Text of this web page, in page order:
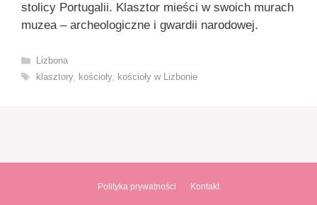
stolicy Portugalii. Klasztor mieści w swoich murach
muzea – archeologiczne i gwardii narodowej.
Kategorie
Lizbona
Tagi
klasztory, kościoły, kościoły w Lizbonie
Polityka prywatności Kontakt